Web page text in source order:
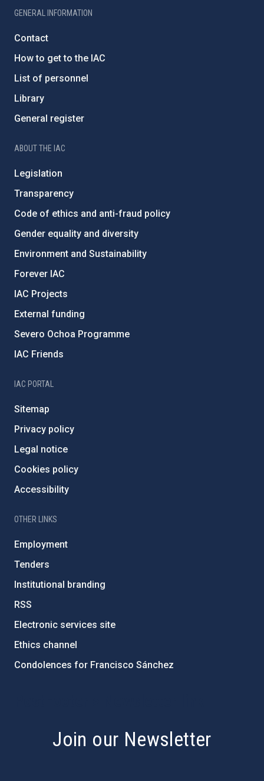
GENERAL INFORMATION
Contact
How to get to the IAC
List of personnel
Library
General register
ABOUT THE IAC
Legislation
Transparency
Code of ethics and anti-fraud policy
Gender equality and diversity
Environment and Sustainability
Forever IAC
IAC Projects
External funding
Severo Ochoa Programme
IAC Friends
IAC PORTAL
Sitemap
Privacy policy
Legal notice
Cookies policy
Accessibility
OTHER LINKS
Employment
Tenders
Institutional branding
RSS
Electronic services site
Ethics channel
Condolences for Francisco Sánchez
Join our Newsletter